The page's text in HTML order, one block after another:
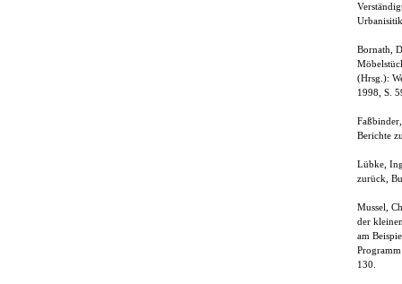
Bornath,
(Hrsg.):
1998, S.
Berichte
Lübke,
zurück,
Mussel,
der
am
130.